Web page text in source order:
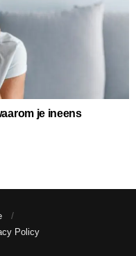
je ineens
Policy